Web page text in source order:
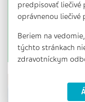
4 min. | 26. 9.
Všeobecné
myokardu. Ze
predpisovať liečivé
oprávnenou liečivé
Beriem na
týchto stránkach
zdravotníckym